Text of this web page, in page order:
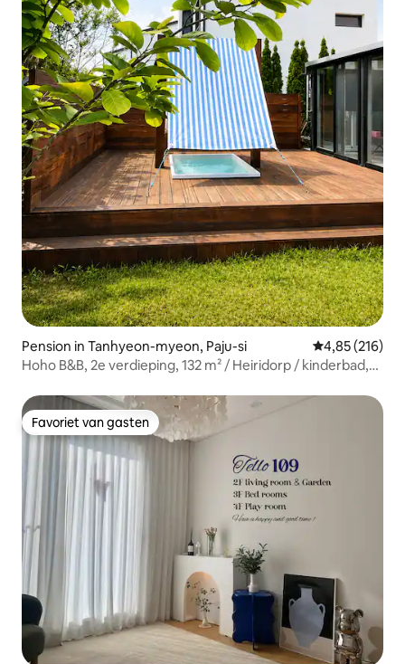
Pension in Tanhyeon-myeon, Paju-si Gemiddelde
4,85 (216)
Hoho B&B, 2e verdieping, 132 m² / Heiridorp / kinderbad,
beamprojector, speelautomaat / hotelbeddengoed
Favoriet van gasten
Favoriet van gasten